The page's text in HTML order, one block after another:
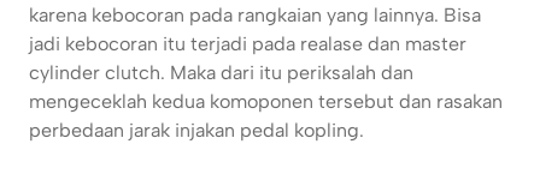
karena kebocoran pada rangkaian yang lainnya. Bisa
jadi kebocoran itu terjadi pada realase dan master
cylinder clutch. Maka dari itu periksalah dan
mengeceklah kedua komoponen tersebut dan rasakan
perbedaan jarak injakan pedal kopling.